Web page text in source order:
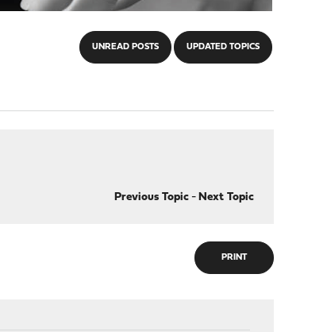
UNREAD POSTS UPDATED TOPICS
Previous Topic- Next Topic
PRINT